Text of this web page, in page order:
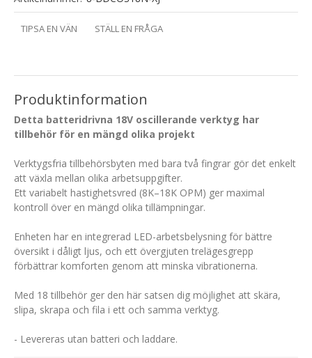
TIPSA EN VÄN STÄLL EN FRÅGA
Produktinformation
Detta batteridrivna 18V oscillerande verktyg har
tillbehör för en mängd olika projekt
Verktygsfria tillbehörsbyten med bara två fingrar gör det enkelt
att växla mellan olika arbetsuppgifter.
Ett variabelt hastighetsvred (8K–18K OPM) ger maximal
kontroll över en mängd olika tillämpningar.
Enheten har en integrerad LED-arbetsbelysning för bättre
översikt i dåligt ljus, och ett övergjuten trelägesgrepp
förbättrar komforten genom att minska vibrationerna.
Med 18 tillbehör ger den här satsen dig möjlighet att skära,
slipa, skrapa och fila i ett och samma verktyg.
- Levereras utan batteri och laddare.